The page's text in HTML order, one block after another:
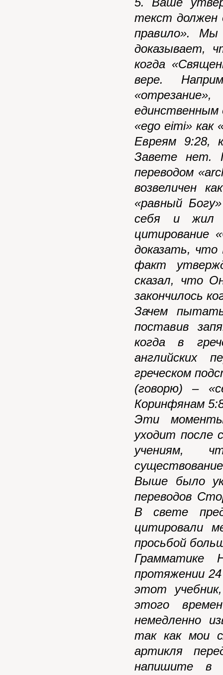
текст должен
правило». Мы
доказывает,
когда
вере.
единственным
«ego eimi» как
Евреям 9:28,
Завете нет.
переводом «
возвеличен
«равный
себя и жил
цитирование
доказать, что
факт
сказал, что
закончилось
Зачем
поставив
когда в
английских
греческом
(говорю) –
Коринфянам
Эти моменты
уходит после
учениям,
Выше было
переводов
В свете
цитировали
просьбой
протяжении
этот
этого
немедленно
так как мои
артикля
напишите в